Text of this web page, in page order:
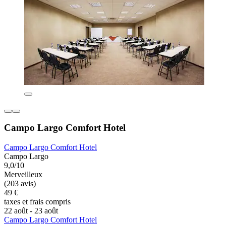
Campo Largo Comfort Hotel
Campo Largo Comfort Hotel
Campo Largo
9,0/10
Merveilleux
(203 avis)
49 €
taxes et frais compris
22 août - 23 août
Campo Largo Comfort Hotel